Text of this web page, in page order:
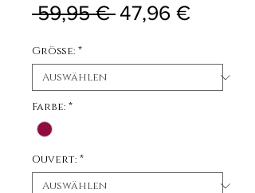
59,95 € Standardpreis
47,96 €Sale-
Größe: *
Farbe: *
Ouvert: *